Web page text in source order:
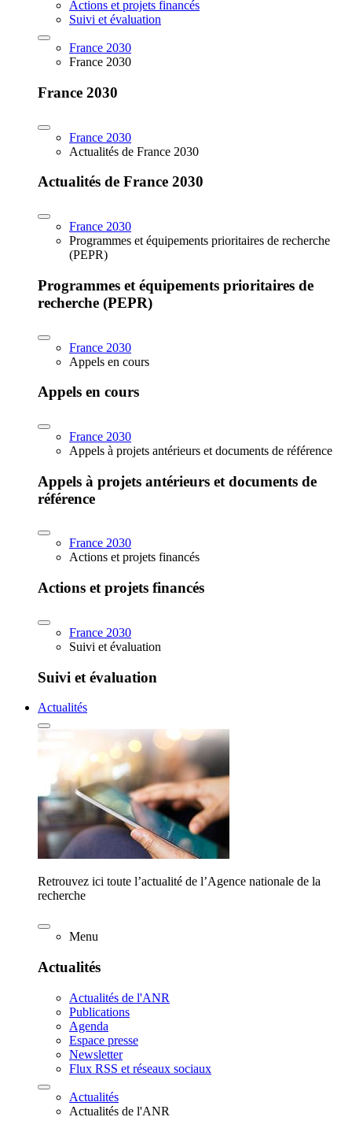
Actions et projets financés
Suivi et évaluation
France 2030
France 2030
France 2030
France 2030
Actualités de France 2030
Actualités de France 2030
France 2030
Programmes et équipements prioritaires de recherche
(PEPR)
Programmes et équipements prioritaires de
recherche (PEPR)
France 2030
Appels en cours
Appels en cours
France 2030
Appels à projets antérieurs et documents de référence
Appels à projets antérieurs et documents de
référence
France 2030
Actions et projets financés
Actions et projets financés
France 2030
Suivi et évaluation
Suivi et évaluation
Actualités
Retrouvez ici toute l’actualité de l’Agence nationale de la
recherche
Menu
Actualités
Actualités de l'ANR
Publications
Agenda
Espace presse
Newsletter
Flux RSS et réseaux sociaux
Actualités
Actualités de l'ANR